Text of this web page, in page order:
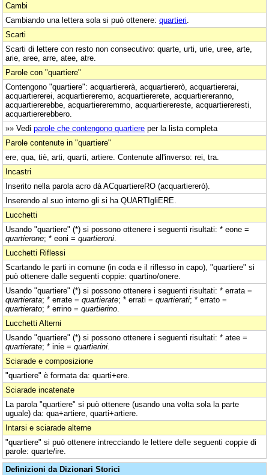
Cambi
Cambiando una lettera sola si può ottenere: quartieri
Scarti
Scarti di lettere con resto non consecutivo: quarte, urti, urie, uree, arte,
arie, aree, arre, atee, atre.
Parole con "quartiere"
Contengono "quartiere": acquartiererà, acquartiererò, acquartiererai,
acquartiererei, acquartiereremo, acquartiererete, acquartiereranno,
acquartiererebbe, acquartiereremmo, acquartierereste, acquartiereresti,
acquartiererebbero.
»» Vedi parole che contengono quartiere per la lista completa
Parole contenute in "quartiere"
ere, qua, tiè, arti, quarti, artiere. Contenute all'inverso: rei, tra.
Incastri
Inserito nella parola acro dà ACquartiereRO (acquartiererò).
Inserendo al suo interno gli si ha QUARTIgliERE.
Lucchetti
Usando "quartiere" (*) si possono ottenere i seguenti risultati: * eone =
quartierone; * eoni = quartieroni
Lucchetti Riflessi
Scartando le parti in comune (in coda e il riflesso in capo), "quartiere" si
può ottenere dalle seguenti coppie: quartino/onere.
Usando "quartiere" (*) si possono ottenere i seguenti risultati: * errata =
quartierata; * errate = quartierate; * errati = quartierati; * errato =
quartierato; * errino = quartierino
Lucchetti Alterni
Usando "quartiere" (*) si possono ottenere i seguenti risultati: * atee =
quartierate; * inie = quartierini
Sciarade e composizione
"quartiere" è formata da: quarti+ere.
Sciarade incatenate
La parola "quartiere" si può ottenere (usando una volta sola la parte
uguale) da: qua+artiere, quarti+artiere.
Intarsi e sciarade alterne
"quartiere" si può ottenere intrecciando le lettere delle seguenti coppie di
parole: quarte/ire.
Definizioni da Dizionari Storici